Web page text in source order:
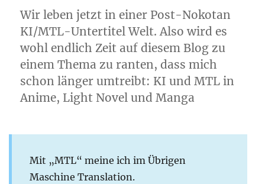
Wir leben jetzt in einer Post-Nokotan
KI/MTL-Untertitel Welt. Also wird es
wohl endlich Zeit auf diesem Blog zu
einem Thema zu ranten, dass mich
schon länger umtreibt: KI und MTL in
Anime, Light Novel und Manga
Mit „MTL“ meine ich im Übrigen
Maschine Translation.